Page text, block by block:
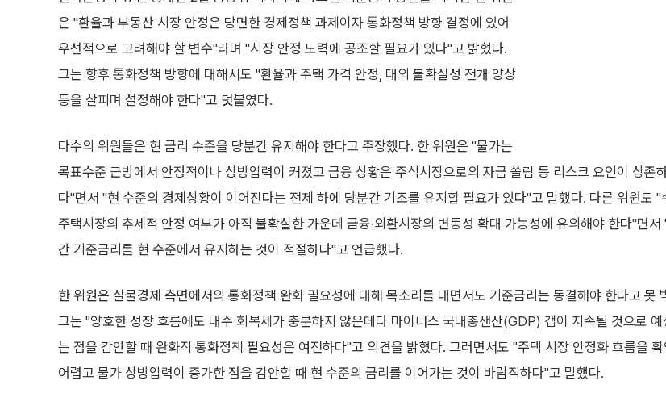
은 "환율과 부동산 시장 안정은 당면한 경제정책 과제이자 통화정책 방향 결정에 있어
우선적으로 고려해야 할 변수"라며 "시장 안정 노력에 공조할 필요가 있다"고 밝혔다.
그는 향후 통화정책 방향에 대해서도 "환율과 주택 가격 안정, 대외 불확실성 전개 양상
등을 살피며 설정해야 한다"고 덧붙였다.
다수의 위원들은 현 금리 수준을 당분간 유지해야 한다고 주장했다. 한 위원은 "물가는
목표수준 근방에서 안정적이나 상방압력이 커졌고 금융 상황은 주식시장으로의 자금 쏠림 등 리스크 요인이 상존
다"면서 "현 수준의 경제상황이 이어진다는 전제 하에 당분간 기조를 유지할 필요가 있다"고 말했다. 다른 위원도 "
주택시장의 추세적 안정 여부가 아직 불확실한 가운데 금융·외환시장의 변동성 확대 가능성에 유의해야 한다"면서
간 기준금리를 현 수준에서 유지하는 것이 적절하다"고 언급했다.
한 위원은 실물경제 측면에서의 통화정책 완화 필요성에 대해 목소리를 내면서도 기준금리는 동결해야 한다고 못
그는 "양호한 성장 흐름에도 내수 회복세가 충분하지 않은데다 마이너스 국내총샌산(GDP) 갭이 지속될 것으로 예
는 점을 감안할 때 완화적 통화정책 필요성은 여전하다"고 의견을 밝혔다. 그러면서도 "주택 시장 안정화 흐름을 확
어렵고 물가 상방압력이 증가한 점을 감안할 때 현 수준의 금리를 이어가는 것이 바람직하다"고 말했다.